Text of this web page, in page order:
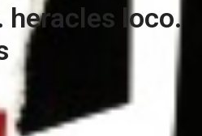
heracles loco.